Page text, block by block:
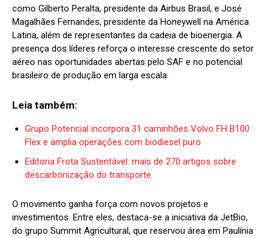
como Gilberto Peralta, presidente da Airbus Brasil, e José
Magalhães Fernandes, presidente da Honeywell na América
Latina, além de representantes da cadeia de bioenergia. A
presença dos líderes reforça o interesse crescente do setor
aéreo nas oportunidades abertas pelo SAF e no potencial
brasileiro de produção em larga escala.
Leia também:
Grupo Potencial incorpora 31 caminhões Volvo FH B100
Flex e amplia operações com biodiesel puro
Editoria Frota Sustentável: mais de 270 artigos sobre
descarbonização do transporte
O movimento ganha força com novos projetos e
investimentos. Entre eles, destaca-se a iniciativa da JetBio,
do grupo Summit Agricultural, que reservou área em Paulínia